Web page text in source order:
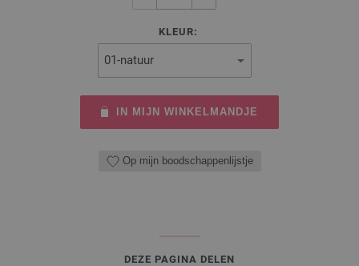
KLEUR:
IN MIJN WINKELMANDJE
Op mijn boodschappenlijstje
DEZE PAGINA DELEN